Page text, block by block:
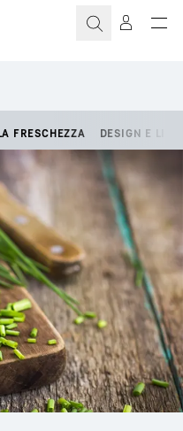
FRESCHEZZA DESIGN E